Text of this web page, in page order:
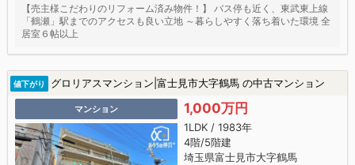
【売主様こだわりのリフォーム済み物件！】 バス停も近く、東武東上線
「鶴瀬」駅までのアクセスも良い立地 ～暮らしやすく落ち着いた環境 全
居室６帖以上
値下がり グロリアスマンション|富士見市大字鶴馬 の中古マンション
マンション 1,000万円
1LDK / 1983年
4階/5階建
埼玉県富士見市大字鶴馬